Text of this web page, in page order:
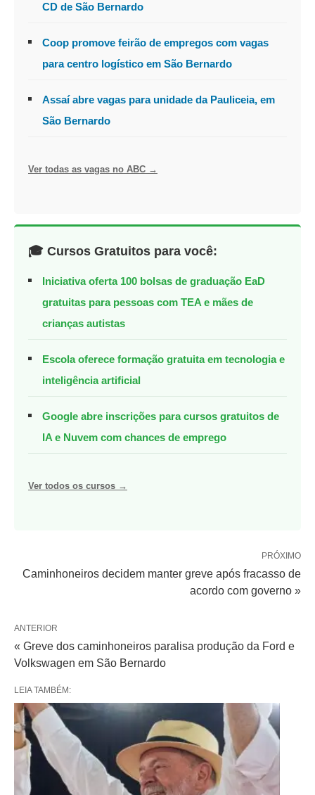
CD de São Bernardo
Coop promove feirão de empregos com vagas
para centro logístico em São Bernardo
Assaí abre vagas para unidade da Pauliceia, em
São Bernardo
Ver todas as vagas no ABC →
🎓 Cursos Gratuitos para você:
Iniciativa oferta 100 bolsas de graduação EaD
gratuitas para pessoas com TEA e mães de
crianças autistas
Escola oferece formação gratuita em tecnologia e
inteligência artificial
Google abre inscrições para cursos gratuitos de
IA e Nuvem com chances de emprego
Ver todos os cursos →
PRÓXIMO
Caminhoneiros decidem manter greve após fracasso de
acordo com governo »
ANTERIOR
« Greve dos caminhoneiros paralisa produção da Ford e
Volkswagen em São Bernardo
LEIA TAMBÉM: